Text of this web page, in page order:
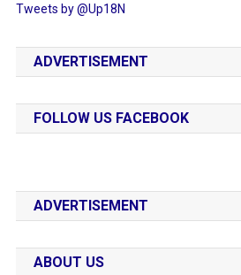
Tweets by @Up18N
ADVERTISEMENT
FOLLOW US FACEBOOK
ADVERTISEMENT
ABOUT US